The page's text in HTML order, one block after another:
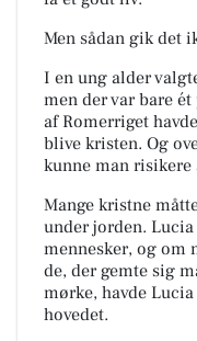
Men sådan gik det
I en ung alder
men der var bare
af Romerriget
blive kristen. Og
kunne man
Mange kristne
under jorden.
mennesker, og om
de, der gemte sig m
mørke, havde
hovedet.